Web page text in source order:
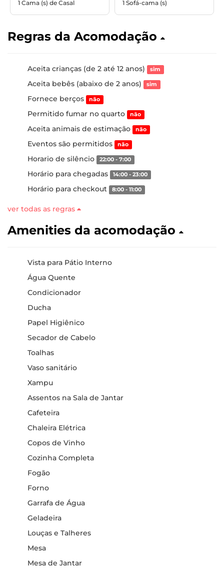
1 Cama (s) de Casal 1 Sofá-cama (s)
Regras da Acomodação
Aceita crianças (de 2 até 12 anos) sim
Aceita bebês (abaixo de 2 anos) sim
Fornece berços não
Permitido fumar no quarto não
Aceita animais de estimação não
Eventos são permitidos não
Horario de silêncio 22:00 - 7:00
Horário para chegadas 14:00 - 23:00
Horário para checkout 8:00 - 11:00
ver todas as regras
Amenities da acomodação
Vista para Pátio Interno
Água Quente
Condicionador
Ducha
Papel Higiênico
Secador de Cabelo
Toalhas
Vaso sanitário
Xampu
Assentos na Sala de Jantar
Cafeteira
Chaleira Elétrica
Copos de Vinho
Cozinha Completa
Fogão
Forno
Garrafa de Água
Geladeira
Louças e Talheres
Mesa
Mesa de Jantar